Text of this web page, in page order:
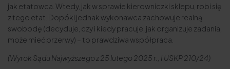
jak etatowca. Wtedy, jak w sprawie kierowniczki sklepu, robi się
z tego etat. Dopóki jednak wykonawca zachowuje realną
swobodę (decyduje, czy i kiedy pracuje, jak organizuje zadania,
może mieć przerwy) – to prawdziwa współpraca.
(Wyrok Sądu Najwyższego z 25 lutego 2025 r., I USKP 210/24)